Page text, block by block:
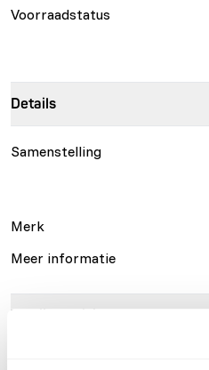
Voorraadstatus
Details
Samenstelling
Merk
Meer informatie
Voedingsadvies